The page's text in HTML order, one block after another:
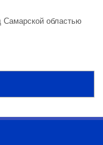
Самарской областью